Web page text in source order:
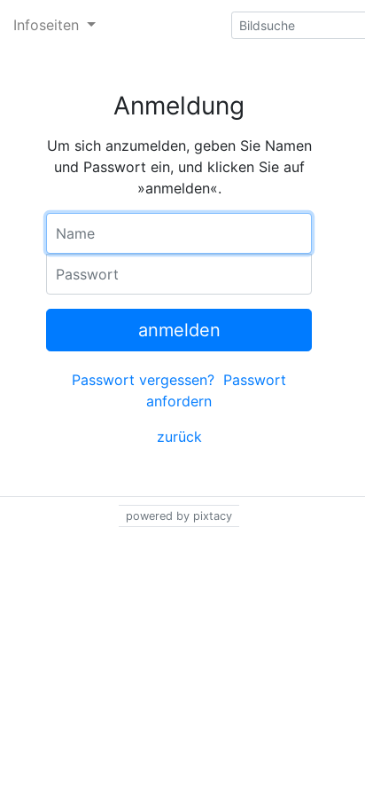
Infoseiten
Anmeldung
Um sich anzumelden, geben Sie Namen
und Passwort ein, und klicken Sie auf
»anmelden«.
anmelden
Passwort vergessen? Passwort
anfordern
zurück
powered by pixtacy